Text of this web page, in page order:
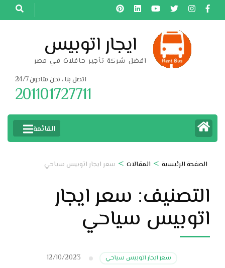
تخطى
إلى
ايجار اتوبيس
افضل شركة تأجير حافلات في مصر
اتصل بنا ، نحن متاحون 24/7
201101727711
القائمة
الصفحة الرئيسية > المقالات > سعر ايجار اتوبيس سياحي
التصنيف: سعر ايجار
اتوبيس سياحي
سعر ايجار اتوبيس سياحي 12/10/2023